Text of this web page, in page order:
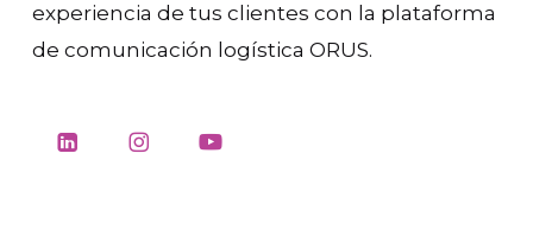
experiencia de tus clientes con la plataforma
de comunicación logística ORUS.